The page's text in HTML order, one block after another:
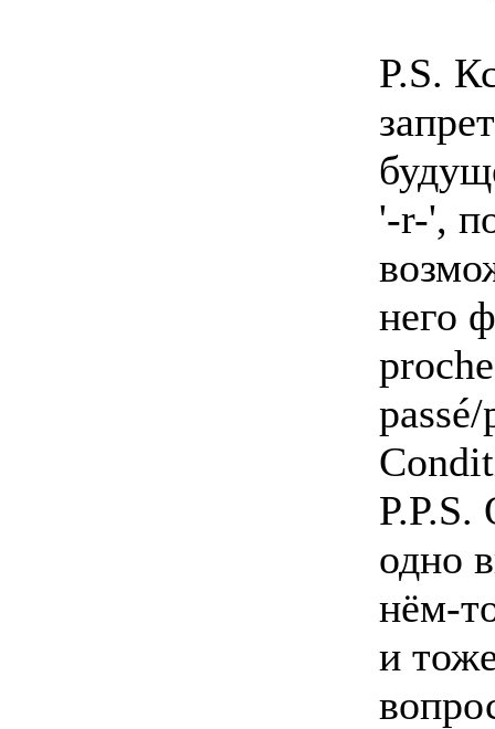
P.S.
'-r-',
него
одно
нём-
и